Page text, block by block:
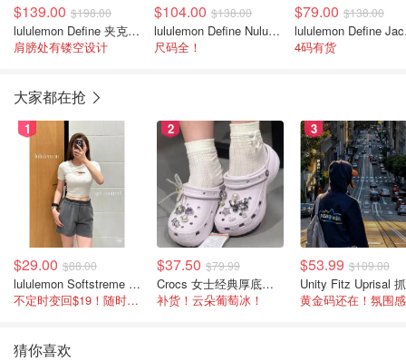
$139.00 $198.00
lululemon Define 夹克 SLNSH系列
肩膀处有镂空设计
$104.00 $138.00
lululemon Define Nulu 短款夹克
尺码全！
$79.00 $138.00
4码有货
大家都在抢
1
$29.00 $88.00
lululemon Softstreme 女士高腰短裤 10cm
不定时变回$19！随时点进来看
2
$37.50 $79.99
Crocs 女士经典厚底凉鞋
补货！云朵葡萄冰！
3
$53.99 $109.00
猜你喜欢